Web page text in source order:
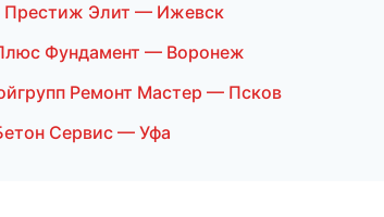
Элит — Ижевск
Фундамент — Воронеж
Ремонт Мастер — Псков
Сервис — Уфа